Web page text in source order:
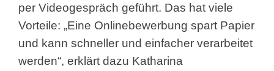
per Videogespräch geführt. Das hat viele
Vorteile: „Eine Onlinebewerbung spart Papier
und kann schneller und einfacher verarbeitet
werden“, erklärt dazu Katharina